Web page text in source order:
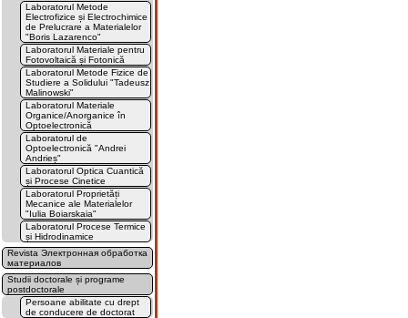
Laboratorul Metode
Electrofizice și Electrochimice
de Prelucrare a Materialelor
"Boris Lazarenco"
Laboratorul Materiale pentru
Fotovoltaică și Fotonică
Laboratorul Metode Fizice de
Studiere a Solidului "Tadeusz
Malinowski"
Laboratorul Materiale
Organice/Anorganice în
Optoelectronică
Laboratorul de
Optoelectronică "Andrei
Andrieș"
Laboratorul Optica Cuantică
și Procese Cinetice
Laboratorul Proprietăți
Mecanice ale Materialelor
"Iulia Boiarskaia"
Laboratorul Procese Termice
și Hidrodinamice
Revista Электронная обработка
материалов
Studii doctorale și programe
postdoctorale
Persoane abilitate cu drept
de conducere de doctorat